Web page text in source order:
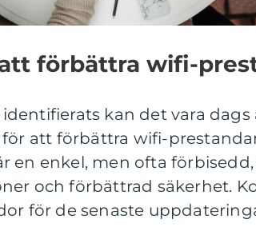
förbättra wifi-
kan det vara dags
att förbättra wifi-
en enkel, men ofta
och förbättrad säkerhet.
för de senaste